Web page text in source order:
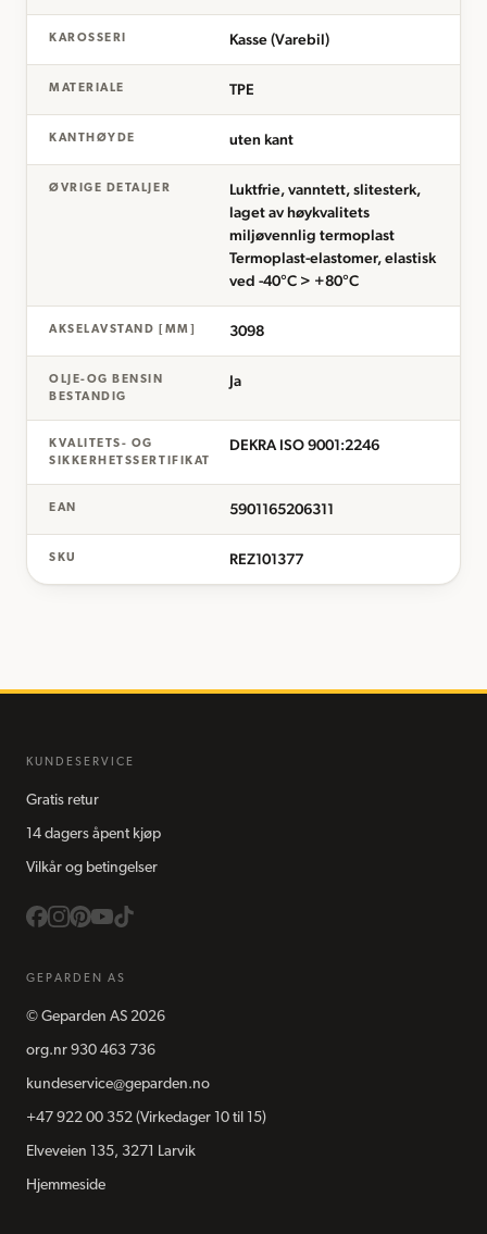
KAROSSERI Kasse (Varebil)
MATERIALE TPE
KANTHØYDE uten kant
ØVRIGE DETALJER
Luktfrie, vanntett, slitesterk,
laget av høykvalitets
miljøvennlig termoplast
Termoplast-elastomer, elastisk
ved -40°C > +80°C
AKSELAVSTAND [MM] 3098
OLJE-OG BENSIN
BESTANDIG
Ja
KVALITETS- OG
SIKKERHETSSERTIFIKAT
DEKRA ISO 9001:2246
EAN 5901165206311
SKU REZ101377
KUNDESERVICE
Gratis retur
14 dagers åpent kjøp
Vilkår og betingelser
GEPARDEN AS
© Geparden AS 2026
org.nr 930 463 736
kundeservice@geparden.no
+47 922 00 352 (Virkedager 10 til 15)
Elveveien 135, 3271 Larvik
Hjemmeside